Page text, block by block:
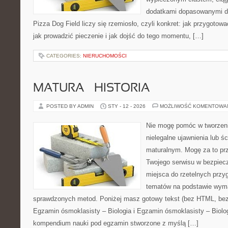
dodatkami dopasowanymi
Pizza Dog Field liczy się rzemiosło, czyli konkret: jak
jak prowadzić pieczenie i jak dojść do tego momentu, […]
CATEGORIES: NIERUCHOMOŚCI
MATURA – HISTORIA
POSTED BY ADMIN STY - 12 - 2026 MOŻLIWOŚĆ
Nie mogę pomóc w
nielegalne ujawnienia lub
maturalnym. Mogę za to
Twojego serwisu w
miejsca do rzetelnych
tematów na podstawie
sprawdzonych metod. Poniżej masz gotowy tekst (bez HTML,
Egzamin ósmoklasisty – Biologia i Egzamin ósmoklasisty –
kompendium nauki pod egzamin stworzone z myślą […]